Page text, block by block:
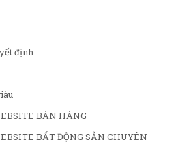
định
BÁN HÀNG
BẤT ĐỘNG SẢN CHUYÊN